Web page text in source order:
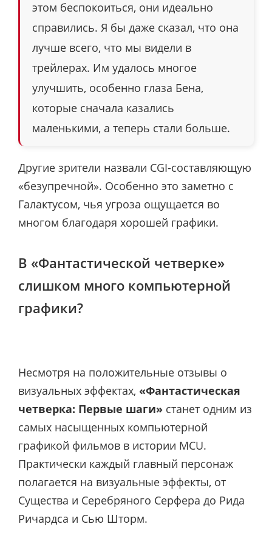
этом беспокоиться, они идеально
справились. Я бы даже сказал, что она
лучше всего, что мы видели в
трейлерах. Им удалось многое
улучшить, особенно глаза Бена,
которые сначала казались
маленькими, а теперь стали больше.
Другие зрители назвали CGI-составляющую
«безупречной». Особенно это заметно с
Галактусом, чья угроза ощущается во
многом благодаря хорошей графики.
В «Фантастической четверке»
слишком много компьютерной
графики?
Несмотря на положительные отзывы о
визуальных эффектах, «Фантастическая
четверка: Первые шаги» станет одним из
самых насыщенных компьютерной
графикой фильмов в истории MCU.
Практически каждый главный персонаж
полагается на визуальные эффекты, от
Существа и Серебряного Серфера до Рида
Ричардса и Сью Шторм.